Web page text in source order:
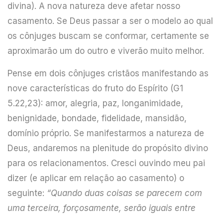
divina). A nova natureza deve afetar nosso
casamento. Se Deus passar a ser o modelo ao qual
os cônjuges buscam se conformar, certamente se
aproximarão um do outro e viverão muito melhor.
Pense em dois cônjuges cristãos manifestando as
nove características do fruto do Espírito (G1
5.22,23): amor, alegria, paz, longanimidade,
benignidade, bondade, fidelidade, mansidão,
domínio próprio. Se manifestarmos a natureza de
Deus, andaremos na plenitude do propósito divino
para os relacionamentos. Cresci ouvindo meu pai
dizer (e aplicar em relação ao casamento) o
seguinte: “Quando duas coisas se parecem com
uma terceira, forçosamente, serão iguais entre